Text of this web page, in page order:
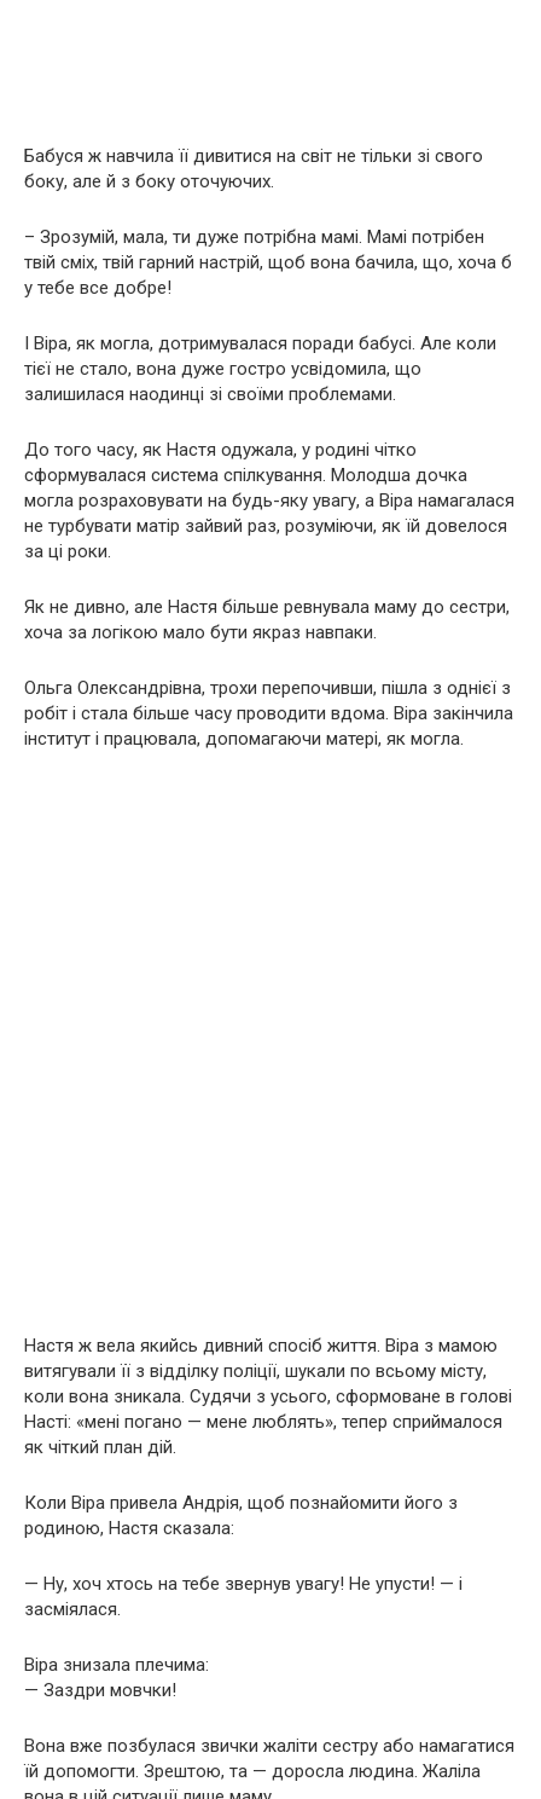
Бабуся ж навчила її дивитися на світ не тільки зі свого
боку, але й з боку оточуючих.
– Зрозумій, мала, ти дуже потрібна мамі. Мамі потрібен
твій сміх, твій гарний настрій, щоб вона бачила, що, хоча б
у тебе все добре!
І Віра, як могла, дотримувалася поради бабусі. Але коли
тієї не стало, вона дуже гостро усвідомила, що
залишилася наодинці зі своїми проблемами.
До того часу, як Настя одужала, у родині чітко
сформувалася система спілкування. Молодша дочка
могла розраховувати на будь-яку увагу, а Віра намагалася
не турбувати матір зайвий раз, розуміючи, як їй довелося
за ці роки.
Як не дивно, але Настя більше ревнувала маму до сестри,
хоча за логікою мало бути якраз навпаки.
Ольга Олександрівна, трохи перепочивши, пішла з однієї з
робіт і стала більше часу проводити вдома. Віра закінчила
інститут і працювала, допомагаючи матері, як могла.
Настя ж вела якийсь дивний спосіб життя. Віра з мамою
витягували її з відділку поліції, шукали по всьому місту,
коли вона зникала. Судячи з усього, сформоване в голові
Насті: «мені погано — мене люблять», тепер сприймалося
як чіткий план дій.
Коли Віра привела Андрія, щоб познайомити його з
родиною, Настя сказала:
— Ну, хоч хтось на тебе звернув увагу! Не упусти! — і
засміялася.
Віра знизала плечима:
— Заздри мовчки!
Вона вже позбулася звички жаліти сестру або намагатися
їй допомогти. Зрештою, та — доросла людина. Жаліла